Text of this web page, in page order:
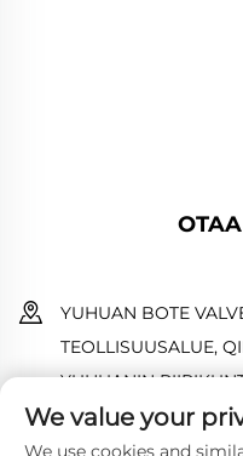
YUHUAN BOTE
TEOLLISUUSALUE,
YUHUANIN
We value your
We use cookies and